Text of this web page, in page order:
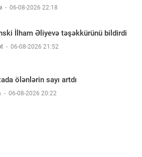
- 06-08-2026 22:18
İlham Əliyevə təşəkkürünü bildirdi
- 06-08-2026 21:52
ölənlərin sayı artdı
- 06-08-2026 20:22